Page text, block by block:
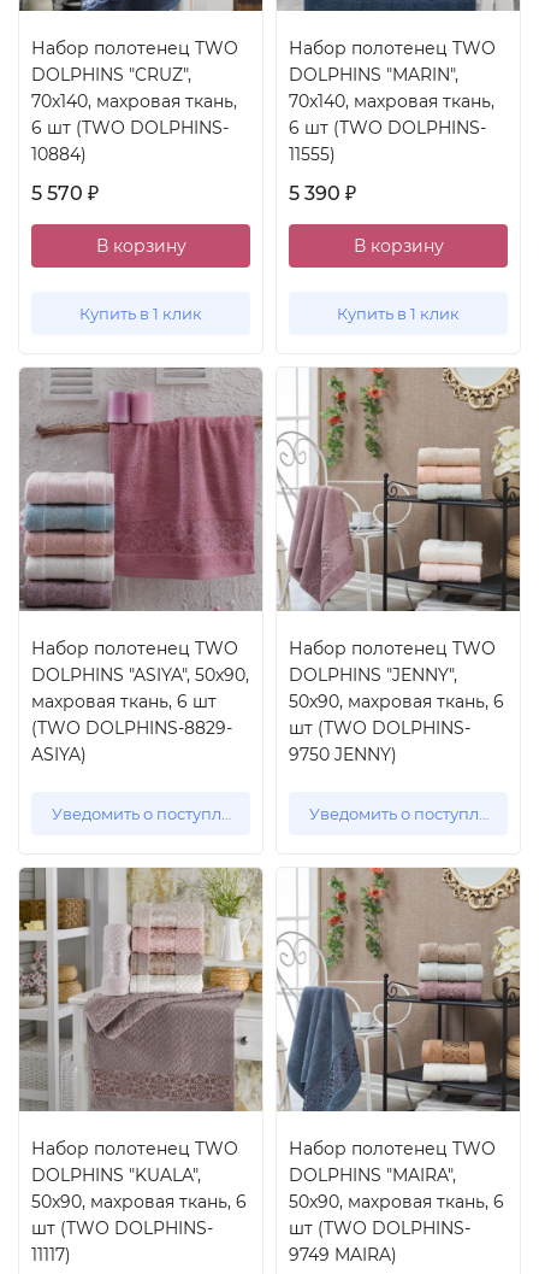
Набор полотенец TWO
DOLPHINS "CRUZ",
70x140, махровая ткань,
6 шт (TWO DOLPHINS-
10884)
5 570 ₽
В корзину
Купить в 1 клик
Набор полотенец TWO
DOLPHINS "MARIN",
70x140, махровая ткань,
6 шт (TWO DOLPHINS-
11555)
5 390 ₽
В корзину
Купить в 1 клик
Набор полотенец TWO
DOLPHINS "ASIYA", 50x90,
махровая ткань, 6 шт
(TWO DOLPHINS-8829-
ASIYA)
Уведомить о поступлении
Набор полотенец TWO
DOLPHINS "JENNY",
50x90, махровая ткань, 6
шт (TWO DOLPHINS-
9750 JENNY)
Уведомить о поступлении
Набор полотенец TWO
DOLPHINS "KUALA",
50x90, махровая ткань, 6
шт (TWO DOLPHINS-
11117)
Набор полотенец TWO
DOLPHINS "MAIRA",
50x90, махровая ткань, 6
шт (TWO DOLPHINS-
9749 MAIRA)